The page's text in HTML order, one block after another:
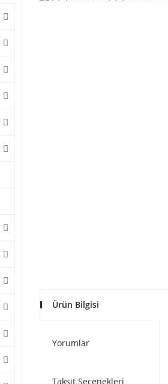
Ürün Bilgisi
Yorumlar
Taksit Seçenekleri